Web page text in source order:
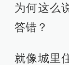
为何这么
答错？
就像城里